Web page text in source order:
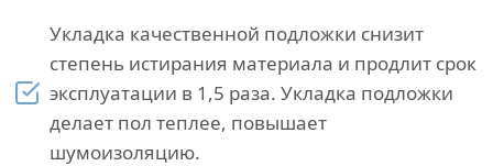
Укладка качественной подложки снизит
степень истирания материала и продлит срок
эксплуатации в 1,5 раза. Укладка подложки
делает пол теплее, повышает
шумоизоляцию.